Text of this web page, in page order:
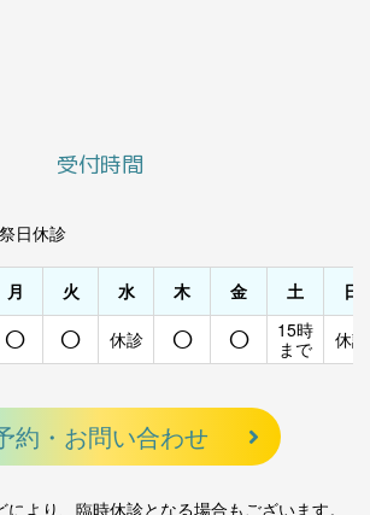
受付時間
日休診
月 火 水 木 金 土
日
○ ○ 休診 ○ ○
15時
まで
休診
約・お問い合わせ
より、臨時休診となる場合もございます。